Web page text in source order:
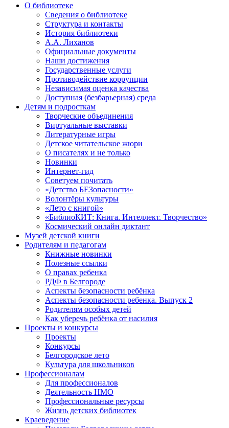
О библиотеке
Сведения о библиотеке
Структура и контакты
История библиотеки
А.А. Лиханов
Официальные документы
Наши достижения
Государственные услуги
Противодействие коррупции
Независимая оценка качества
Доступная (безбарьерная) среда
Детям и подросткам
Творческие объединения
Виртуальные выставки
Литературные игры
Детское читательское жюри
О писателях и не только
Новинки
Интернет-гид
Советуем почитать
«Детство БЕЗопасности»
Волонтёры культуры
«Лето с книгой»
«БиблиоКИТ: Книга. Интеллект. Творчество»
Космический онлайн диктант
Музей детской книги
Родителям и педагогам
Книжные новинки
Полезные ссылки
О правах ребенка
РДФ в Белгороде
Аспекты безопасности ребёнка
Аспекты безопасности ребенка. Выпуск 2
Родителям особых детей
Как уберечь ребёнка от насилия
Проекты и конкурсы
Проекты
Конкурсы
Белгородское лето
Культура для школьников
Профессионалам
Для профессионалов
Деятельность НМО
Профессиональные ресурсы
Жизнь детских библиотек
Краеведение